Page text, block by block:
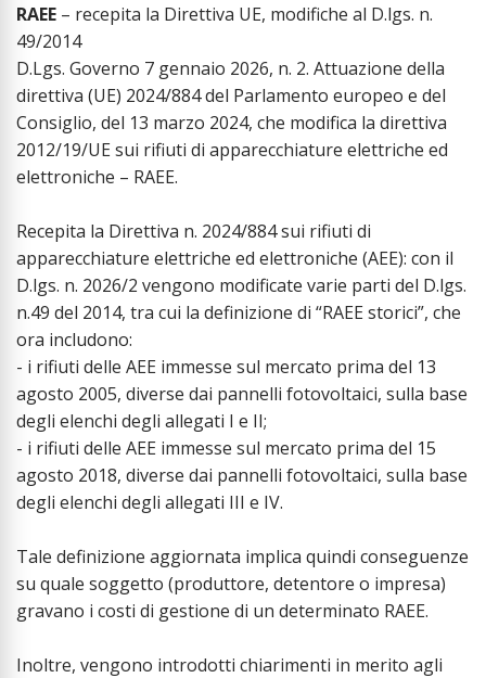
RAEE – recepita la Direttiva UE, modifiche al D.lgs. n.
49/2014
D.Lgs. Governo 7 gennaio 2026, n. 2. Attuazione della
direttiva (UE) 2024/884 del Parlamento europeo e del
Consiglio, del 13 marzo 2024, che modifica la direttiva
2012/19/UE sui rifiuti di apparecchiature elettriche ed
elettroniche – RAEE.
Recepita la Direttiva n. 2024/884 sui rifiuti di
apparecchiature elettriche ed elettroniche (AEE): con il
D.lgs. n. 2026/2 vengono modificate varie parti del D.lgs.
n.49 del 2014, tra cui la definizione di “RAEE storici”, che
ora includono:
- i rifiuti delle AEE immesse sul mercato prima del 13
agosto 2005, diverse dai pannelli fotovoltaici, sulla base
degli elenchi degli allegati I e II;
- i rifiuti delle AEE immesse sul mercato prima del 15
agosto 2018, diverse dai pannelli fotovoltaici, sulla base
degli elenchi degli allegati III e IV.
Tale definizione aggiornata implica quindi conseguenze
su quale soggetto (produttore, detentore o impresa)
gravano i costi di gestione di un determinato RAEE.
Inoltre, vengono introdotti chiarimenti in merito agli